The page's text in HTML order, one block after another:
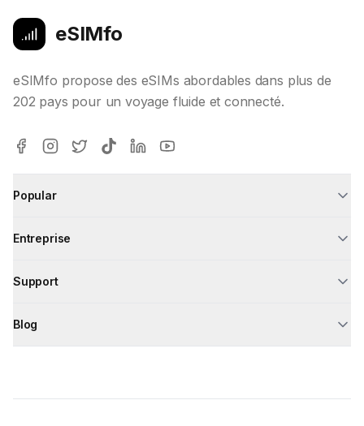
eSIMfo
eSIMfo propose des eSIMs abordables dans plus de
202 pays pour un voyage fluide et connecté.
Popular
Entreprise
Support
Blog